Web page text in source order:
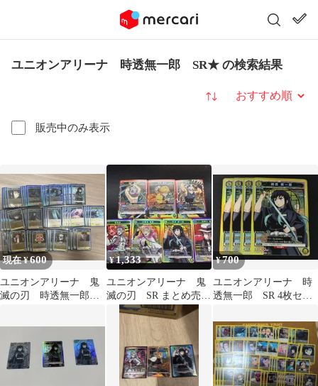
ユニオンアリーナ 時透無一郎 SR★ の検索結果
販売中のみ表示
並び替え
現在 ¥600
ユニオンアリーナ 鬼
滅の刃 時透無一郎
¥1,333
ユニオンアリーナ 鬼
滅の刃 SR まとめ売
り 時透無一郎、猗窩
¥700
ユニオンアリーナ 時
透無一郎 SR 4枚セッ